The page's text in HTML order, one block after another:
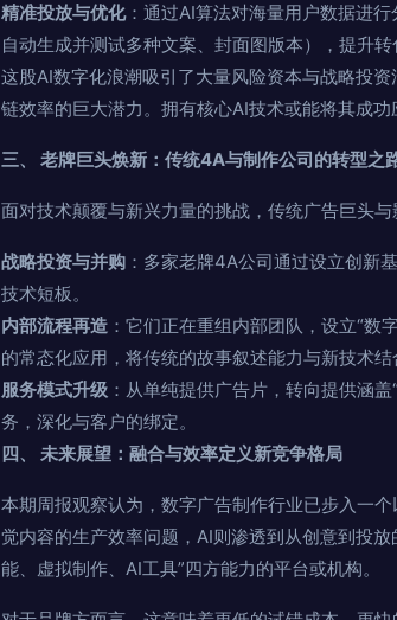
精准投放与优化：通过AI算法对海量用户数据进
自动生成并测试多种文案、封面图版本），提升转
这股AI数字化浪潮吸引了大量风险资本与战略投
链效率的巨大潜力。拥有核心AI技术或能将其成
三、 老牌巨头焕新：传统4A与制作公司的转型之
面对技术颠覆与新兴力量的挑战，传统广告巨头
战略投资与并购 ：多家老牌4A公司通过设立创新
技术短板。
内部流程再造 ：它们正在重组内部团队，设立“数
的常态化应用，将传统的故事叙述能力与新技术
服务模式升级 ：从单纯提供广告片，转向提供涵
务，深化与客户的绑定。
四、 未来展望：融合与效率定义新竞争格局
本期周报观察认为，数字广告制作行业已步入一
觉内容的生产效率问题，AI则渗透到从创意到投
能、虚拟制作、AI工具”四方能力的平台或机构。